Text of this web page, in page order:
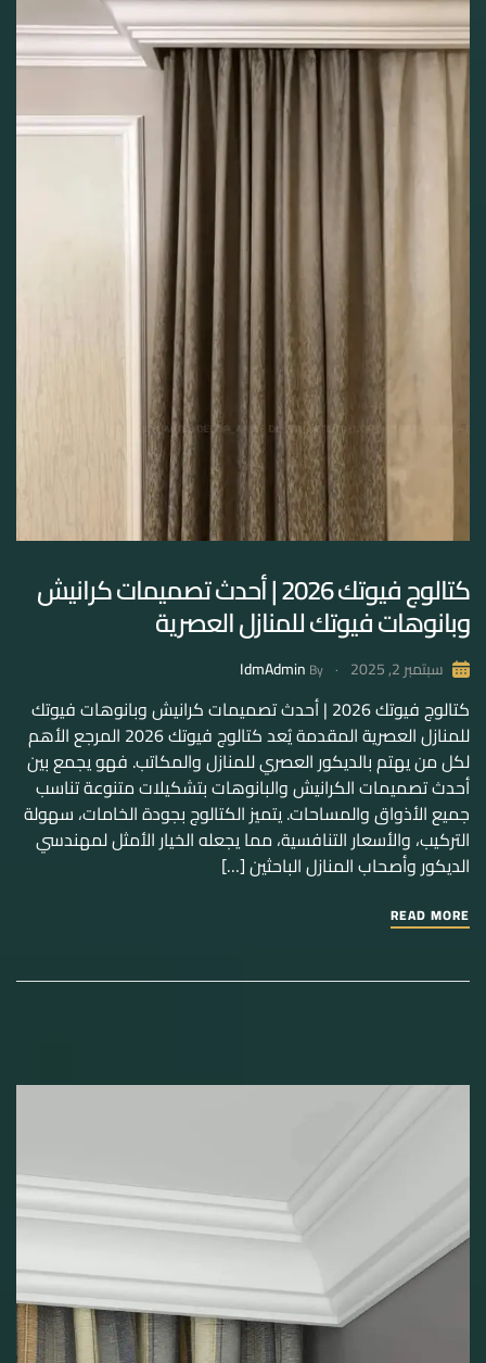
كتالوج فيوتك 2026 | أحدث تصميمات كرانيش
وبانوهات فيوتك للمنازل العصرية
سبتمبر 2, 2025 By
IdmAdmin
كتالوج فيوتك 2026 | أحدث تصميمات كرانيش وبانوهات فيوتك
للمنازل العصرية المقدمة يُعد كتالوج فيوتك 2026 المرجع الأهم
لكل من يهتم بالديكور العصري للمنازل والمكاتب. فهو يجمع بين
أحدث تصميمات الكرانيش والبانوهات بتشكيلات متنوعة تناسب
جميع الأذواق والمساحات. يتميز الكتالوج بجودة الخامات، سهولة
التركيب، والأسعار التنافسية، مما يجعله الخيار الأمثل لمهندسي
الديكور وأصحاب المنازل الباحثين […]
READ MORE